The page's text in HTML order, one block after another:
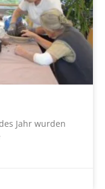
Jahr wurden